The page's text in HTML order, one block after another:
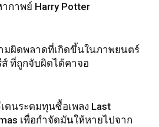
กาพย์ Harry Potter
มผิดพลาดที่เกิดขึ้นในภาพยนตร์
ที่ถูกจับผิดได้คาจอ
ดนระดมทุนซื้อเพลง Last
เพื่อกำจัดมันให้หายไปจาก